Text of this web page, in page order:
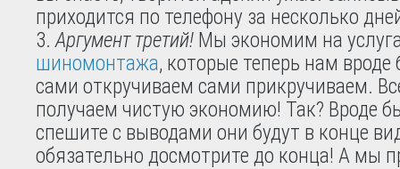
приходится по телефону за несколько
Аргумент третий! Мы экономим на
шиномонтажа, которые теперь нам
сами откручиваем сами прикручиваем.
получаем чистую экономию! Так? Вроде
спешите с выводами они будут в конце
обязательно досмотрите до конца! А мы